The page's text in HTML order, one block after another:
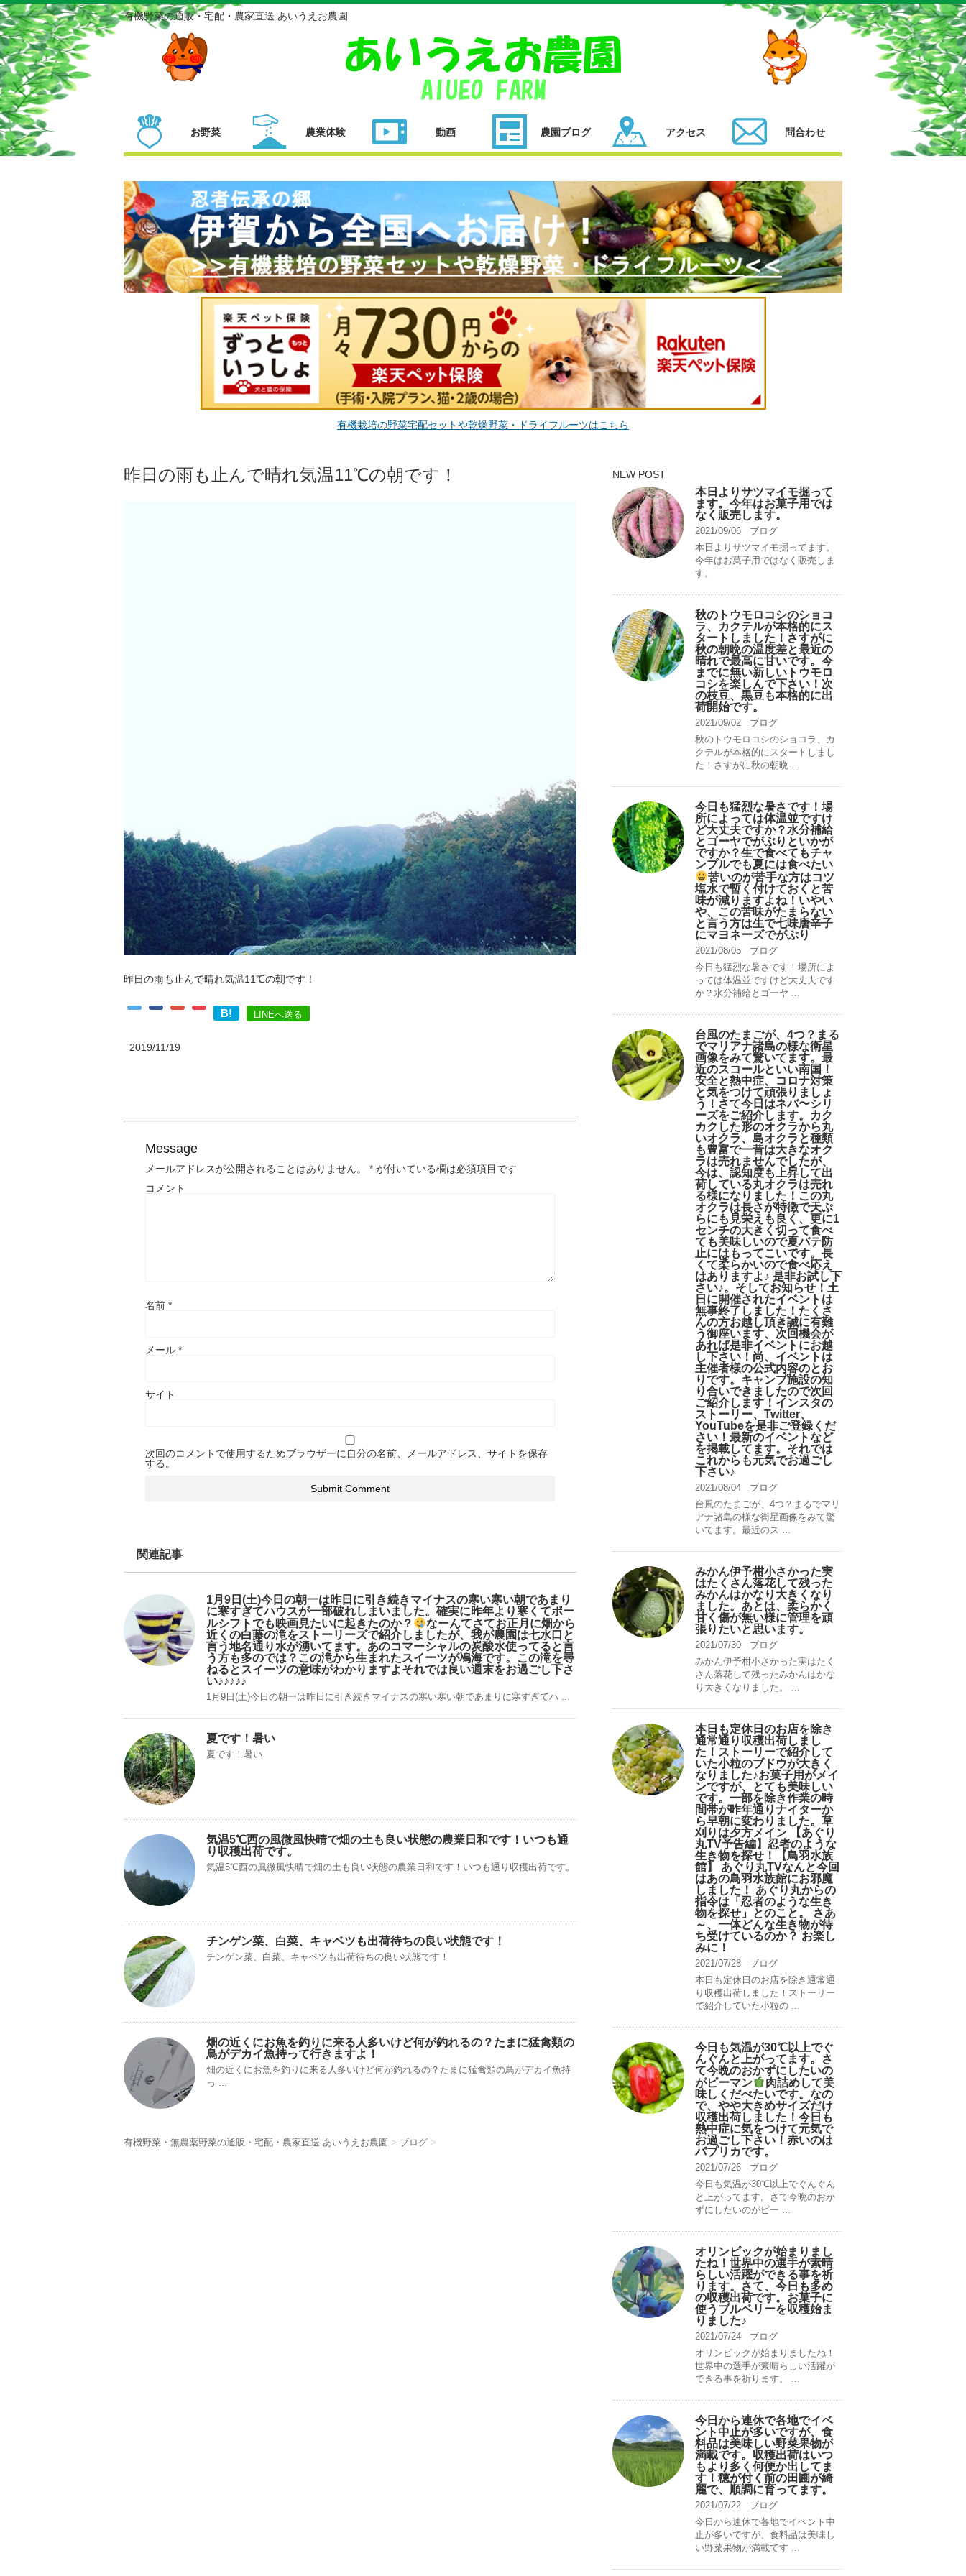
有機野菜の通販・宅配・農家直送 あいうえお農園
お野菜 農業体験 動画 農園ブログ アクセス 問合わせ
有機栽培の野菜宅配セットや乾燥野菜・ドライフルーツはこちら
昨日の雨も止んで晴れ気温11℃の朝です！
昨日の雨も止んで晴れ気温11℃の朝です！
B! LINEへ送る
2019/11/19
Message
メールアドレスが公開されることはありません。 * が付いている欄は必須項目です
コメント
名前 *
メール *
サイト
次回のコメントで使用するためブラウザーに自分の名前、メールアドレス、サイトを保存
する。
関連記事
1月9日(土)今日の朝一は昨日に引き続きマイナスの寒い寒い朝であまり
に寒すぎてハウスが一部破れしまいました。確実に昨年より寒くてポー
ルシフトでも映画見たいに起きたのか？
なーんてさてお正月に畑から
近くの白藤の滝をストーリーズで紹介しましたが、我が農園は七水口と
言う地名通り水が湧いてます。あのコマーシャルの炭酸水使ってると言
う方も多のでは？この滝から生まれたスイーツが鳰海です。この滝を尋
ねるとスイーツの意味がわかりますよそれでは良い週末をお過ごし下さ
い♪♪♪♪♪
1月9日(土)今日の朝一は昨日に引き続きマイナスの寒い寒い朝であまりに寒すぎてハ ...
夏です！暑い
夏です！暑い
気温5℃西の風微風快晴で畑の土も良い状態の農業日和です！いつも通
り収穫出荷です。
気温5℃西の風微風快晴で畑の土も良い状態の農業日和です！いつも通り収穫出荷です。
チンゲン菜、白菜、キャベツも出荷待ちの良い状態です！
チンゲン菜、白菜、キャベツも出荷待ちの良い状態です！
畑の近くにお魚を釣りに来る人多いけど何が釣れるの？たまに猛禽類の
鳥がデカイ魚持って行きますよ！
畑の近くにお魚を釣りに来る人多いけど何が釣れるの？たまに猛禽類の鳥がデカイ魚持
っ ...
有機野菜・無農薬野菜の通販・宅配・農家直送 あいうえお農園 > ブログ >
NEW POST
本日よりサツマイモ掘って
ます。今年はお菓子用では
なく販売します。
2021/09/06
ブログ
本日よりサツマイモ掘ってます。
今年はお菓子用ではなく販売しま
す。
秋のトウモロコシのショコ
ラ、カクテルが本格的にス
タートしました！さすがに
秋の朝晩の温度差と最近の
晴れで最高に甘いです。今
までに無い新しいトウモロ
コシを楽しんで下さい！次
の枝豆、黒豆も本格的に出
荷開始です。
2021/09/02
ブログ
秋のトウモロコシのショコラ、カ
クテルが本格的にスタートしまし
た！さすがに秋の朝晩 ...
今日も猛烈な暑さです！場
所によっては体温並ですけ
ど大丈夫ですか？水分補給
とゴーヤでがぶりといかが
ですか？生で食べてもチャ
ンプルでも夏には食べたい
苦いのが苦手な方はコツ
塩水で暫く付けておくと苦
味が減りますよね！いやい
や、この苦味がたまらない
と言う方は生で七味唐辛子
にマヨネーズでがぶり
2021/08/05
ブログ
今日も猛烈な暑さです！場所によ
っては体温並ですけど大丈夫です
か？水分補給とゴーヤ ...
台風のたまごが、4つ？まる
でマリアナ諸島の様な衛星
画像をみて驚いてます。最
近のスコールといい南国！
安全と熱中症、コロナ対策
と気をつけて頑張りましょ
う！さて今日はネバ〜シリ
ーズをご紹介します。カク
カクした形のオクラから丸
いオクラ、島オクラと種類
も豊富で一昔は大きなオク
ラは売れませんでしたが、
今は、認知度も上昇して出
荷している丸オクラは売れ
る様になりました！この丸
オクラは長さが特徴で天ぷ
らにも見栄えも良く、更に1
センチの大きく切って食べ
ても美味しいので夏バテ防
止にはもってこいです。長
くて柔らかいので食べ応え
はありますよ♪ 是非お試し下
さい♪。そしてお知らせ！土
日に開催されたイベントは
無事終了しました！たくさ
んの方お越し頂き誠に有難
う御座います、次回機会が
あれば是非イベントにお越
し下さい！尚、イベントは
主催者様の公式内容のとお
りです。キャンプ️施設の知
り合いできましたので次回
ご紹介します！インスタの
ストーリー、Twitter、
YouTubeを是非ご登録くだ
さい！最新のイベントなど
を掲載してます。それでは
これからも元気でお過ごし
下さい♪
2021/08/04
ブログ
台風のたまごが、4つ？まるでマリ
アナ諸島の様な衛星画像をみて驚
いてます。最近のス ...
みかん伊予柑小さかった実
はたくさん落花して残った
みかんはかなり大きくなり
ました。あとは、柔らかく
甘く傷が無い様に管理を頑
張りたいと思います。
2021/07/30
ブログ
みかん伊予柑小さかった実はたく
さん落花して残ったみかんはかな
り大きくなりました。 ...
本日も定休日のお店を除き
通常通り収穫出荷しまし
た！ストーリーで紹介して
いた小粒のブドウが大きく
なりました♪お菓子用がメイ
ンですが、とても美味しい
です。一部を除き作業の時
間帯が昨年通りナイターか
ら早朝に変わりました。草
刈りは夕方メイン 【あぐり
丸TV予告編】忍者のような
生き物を探せ！【鳥羽水族
館】 あぐり丸TVなんと今回
はあの鳥羽水族館にお邪魔
しました！ あぐり丸からの
指令は「忍者のような生き
物を探せ」とのこと。 さあ
～、一体どんな生き物が待
ち受けているのか？ お楽し
みに！
2021/07/28
ブログ
本日も定休日のお店を除き通常通
り収穫出荷しました！ストーリー
で紹介していた小粒の ...
今日も気温が30℃以上でぐ
んぐんと上がってます。さ
て今晩のおかずにしたいの
がピーマン
肉詰めして美
味しくだべたいです。なの
で、やや大きめサイズだけ
収穫出荷しました！今日も
熱中症に気をつけて元気で
お過ごし下さい！赤いのは
パプリカです。
2021/07/26
ブログ
今日も気温が30℃以上でぐんぐん
と上がってます。さて今晩のおか
ずにしたいのがピー ...
オリンピックが始まりまし
たね！世界中の選手が素晴
らしい活躍ができる事を祈
ります。さて、今日も多め
の収穫出荷です。お菓子に
使うブルベリーを収穫始ま
りました♪
2021/07/24
ブログ
オリンピックが始まりましたね！
世界中の選手が素晴らしい活躍が
できる事を祈ります。 ...
今日から連休で各地でイベ
ント中止が多いですが、食
料品は美味しい野菜果物が
満載です。収穫出荷はいつ
もより多く何便か出してま
す！穂が付く前の田圃が綺
麗で、順調に育ってます。
2021/07/22
ブログ
今日から連休で各地でイベント中
止が多いですが、食料品は美味し
い野菜果物が満載です ...